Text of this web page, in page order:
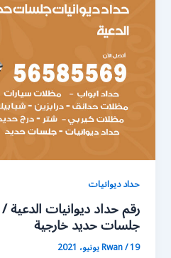
حداد ديوانيات
جلسات حديد خارجية
Rwan/19 يونيو، 2021